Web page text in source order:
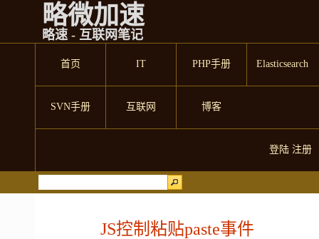
略微加速
略速 - 互联网笔记
首页 IT PHP手册 Elasticsearch
SVN手册 互联网 博客
登陆 注册
JS控制粘贴paste事件